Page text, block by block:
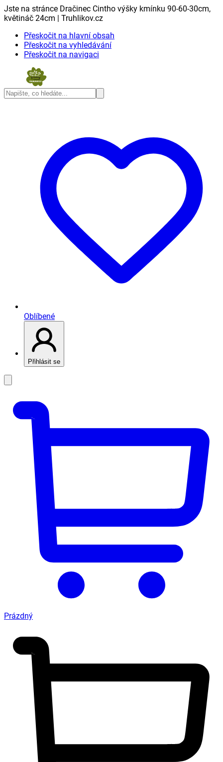
Jste na stránce Dračinec Cintho výšky kmínku 90-60-30cm,
květináč 24cm | Truhlikov.cz
Přeskočit na hlavní obsah
Přeskočit na vyhledávání
Přeskočit na navigaci
Oblíbené
Přihlásit se
Prázdný